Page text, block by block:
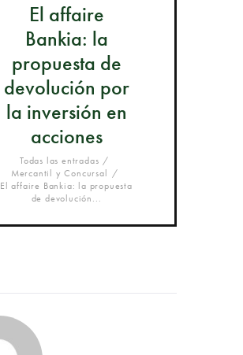
El affaire
Bankia: la
propuesta de
devolución por
la inversión en
acciones
Todas las entradas
Mercantil y Concursal
El affaire Bankia: la propuesta
de devolución...